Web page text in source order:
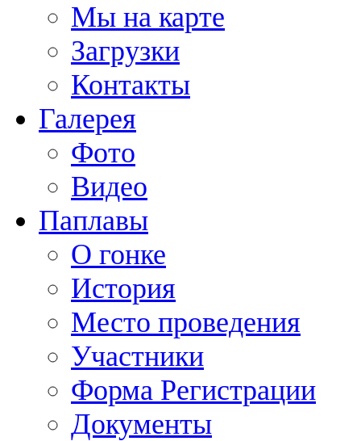
Мы на карте
Загрузки
Контакты
Галерея
Фото
Видео
Паплавы
О гонке
История
Место проведения
Участники
Форма Регистрации
Документы